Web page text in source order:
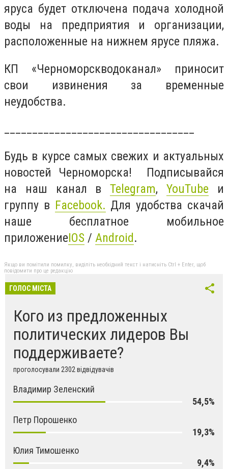
яруса будет отключена подача холодной
воды на предприятия и организации,
расположенные на нижнем ярусе пляжа.
КП «Черноморскводоканал» приносит
свои извинения за временные
неудобства.
Будь в курсе самых свежих и актуальных
новостей Черноморска! Подписывайся
на наш канал вTelegram,YouTube и
группу в Facebook. Для удобства скачай
наше бесплатное мобильное
приложениеIOS / Android.
Якщо ви помітили помилку, виділіть необхідний текст і натисніть Ctrl + Enter, щоб
повідомити про це редакцію
ГОЛОС МІСТА
Кого из предложенных
политических лидеров Вы
поддерживаете?
проголосували 2302 відвідувачів
Владимир Зеленский
54,5%
Петр Порошенко
19,3%
Юлия Тимошенко
9,4%